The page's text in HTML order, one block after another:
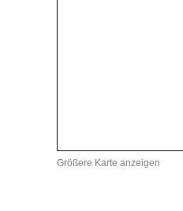
Größere Karte anzeigen